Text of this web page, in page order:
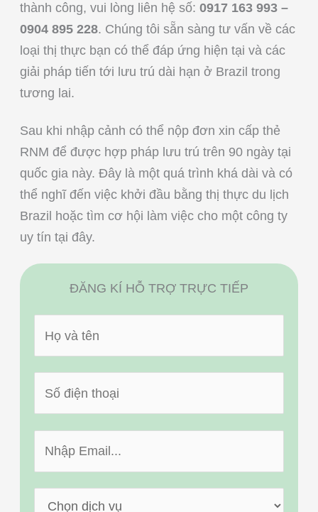
thành công, vui lòng liên hệ số: 0917 163 993 –
0904 895 228. Chúng tôi sẵn sàng tư vấn về các
loại thị thực bạn có thể đáp ứng hiện tại và các
giải pháp tiến tới lưu trú dài hạn ở Brazil trong
tương lai.
Sau khi nhập cảnh có thể nộp đơn xin cấp thẻ
RNM để được hợp pháp lưu trú trên 90 ngày tại
quốc gia này. Đây là một quá trình khá dài và có
thể nghĩ đến việc khởi đầu bằng thị thực du lịch
Brazil hoặc tìm cơ hội làm việc cho một công ty
uy tín tại đây.
ĐĂNG KÍ HỖ TRỢ TRỰC TIẾP